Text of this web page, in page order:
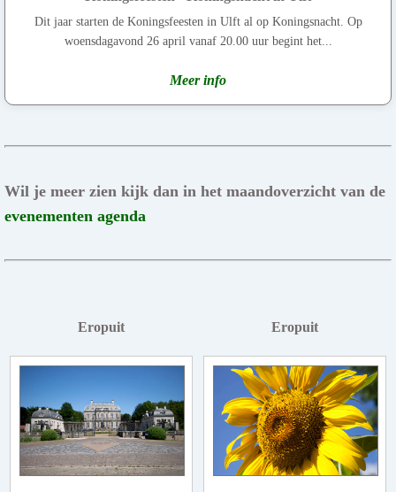
Dit jaar starten de Koningsfeesten in Ulft al op Koningsnacht. Op
woensdagavond 26 april vanaf 20.00 uur begint het...
Meer info
Wil je meer zien kijk dan in het maandoverzicht van de
evenementen agenda
Eropuit Eropuit